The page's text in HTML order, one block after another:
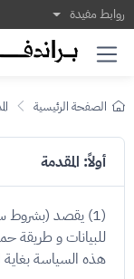
سياسة الخصوصية
روابط مفيدة
الصفحة الرئيسية
أولاً: المقدمة
(1) يقصد
للبيانات و طريقة
هذه السياسة بغاية